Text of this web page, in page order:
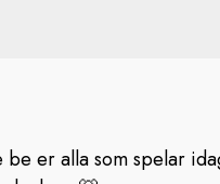
er alla som spelar